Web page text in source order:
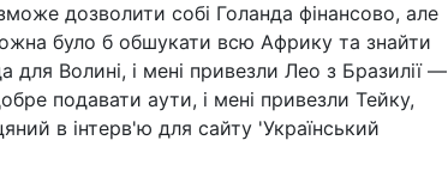
дозволити собі Голанда фінансово, але
було б обшукати всю Африку та знайти
для Волині, і мені привезли Лео з Бразилії —
подавати аути, і мені привезли Тейку,
в інтерв'ю для сайту 'Український